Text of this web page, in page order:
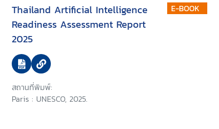
Thailand Artificial Intelligence
Readiness Assessment Report
2025
สถานที่พิมพ์:
Paris : UNESCO, 2025.
E-BOOK